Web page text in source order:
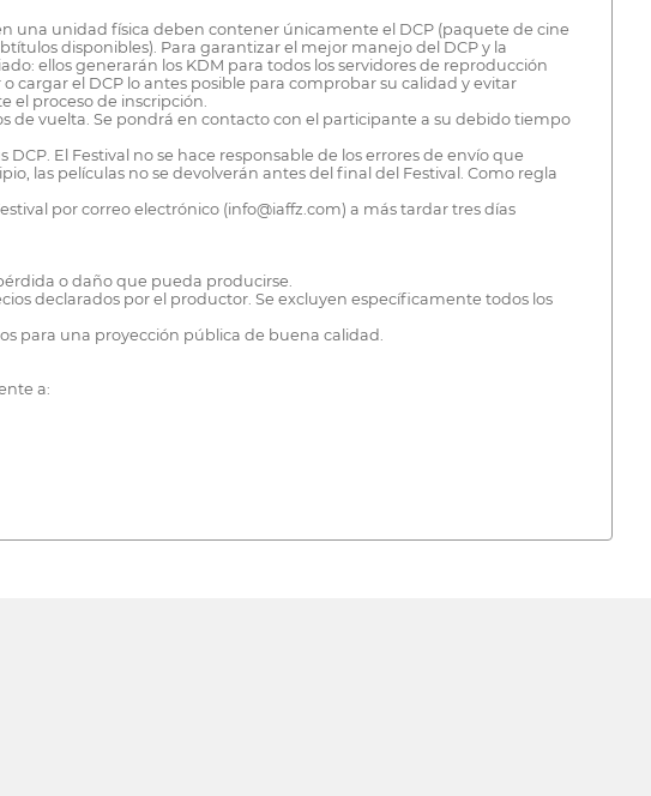
una unidad física deben contener únicamente el DCP (paquete de cine
disponibles). Para garantizar el mejor manejo del DCP y la
ellos generarán los KDM para todos los servidores de reproducción
cargar el DCP lo antes posible para comprobar su calidad y evitar
el proceso de inscripción.
de vuelta. Se pondrá en contacto con el participante a su debido tiempo
El Festival no se hace responsable de los errores de envío que
las películas no se devolverán antes del final del Festival. Como regla
por correo electrónico (info@iaffz.com) a más tardar tres días
o daño que pueda producirse.
declarados por el productor. Se excluyen específicamente todos los
para una proyección pública de buena calidad.
a: